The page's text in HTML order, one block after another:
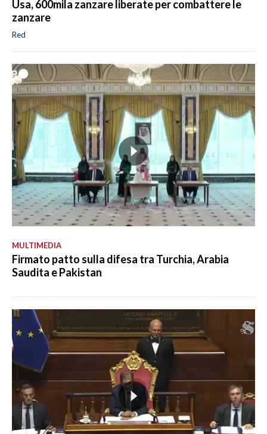
Usa, 600mila zanzare liberate per combattere le
zanzare
Red
MULTIMEDIA
Firmato patto sulla difesa tra Turchia, Arabia
Saudita e Pakistan